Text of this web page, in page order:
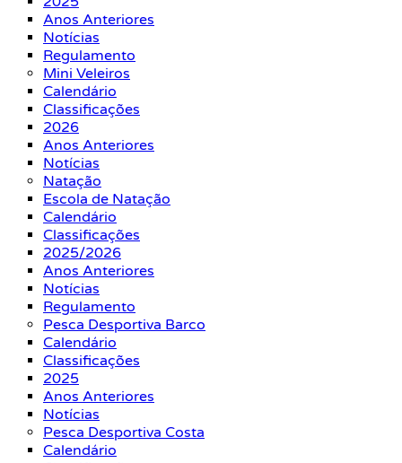
Anos Anteriores
Notícias
Regulamento
Mini Veleiros
Calendário
Classificações
2026
Anos Anteriores
Notícias
Natação
Escola de Natação
Calendário
Classificações
2025/2026
Anos Anteriores
Notícias
Regulamento
Pesca Desportiva Barco
Calendário
Classificações
2025
Anos Anteriores
Notícias
Pesca Desportiva Costa
Calendário